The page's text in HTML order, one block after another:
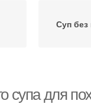
Суп
супа для